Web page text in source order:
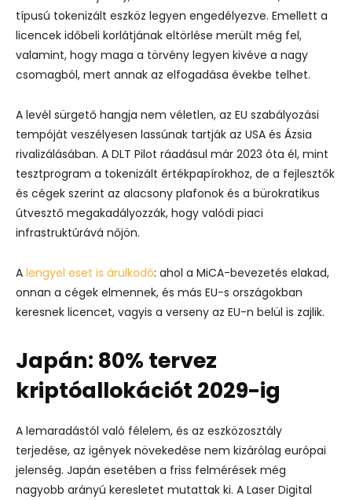
típusú tokenizált eszköz legyen engedélyezve. Emellett a
licencek időbeli korlátjának eltörlése merült még fel,
valamint, hogy maga a törvény legyen kivéve a nagy
csomagból, mert annak az elfogadása évekbe telhet.
A levél sürgető hangja nem véletlen, az EU szabályozási
tempóját veszélyesen lassúnak tartják az USA és Ázsia
rivalizálásában. A DLT Pilot ráadásul már 2023 óta él, mint
tesztprogram a tokenizált értékpapírokhoz, de a fejlesztők
és cégek szerint az alacsony plafonok és a bürokratikus
útvesztő megakadályozzák, hogy valódi piaci
infrastruktúrává nőjön.
A lengyel eset is árulkodó: ahol a MiCA-bevezetés elakad,
onnan a cégek elmennek, és más EU-s országokban
keresnek licencet, vagyis a verseny az EU-n belül is zajlik.
Japán: 80% tervez
kriptóallokációt 2029-ig
A lemaradástól való félelem, és az eszközosztály
terjedése, az igények növekedése nem kizárólag európai
jelenség. Japán esetében a friss felmérések még
nagyobb arányú keresletet mutattak ki. A Laser Digital